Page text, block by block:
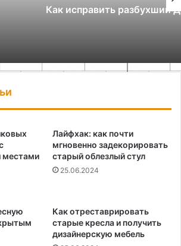
разбухший ДСП
местами
Лайфхак: как почти
мгновенно задекорировать
старый облезлый стул
25.06.2024
Как отреставрировать
старые кресла и получить
дизайнерскую мебель